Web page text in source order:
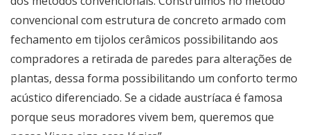
convencional com estrutura de concreto armado com
fechamento em tijolos cerâmicos possibilitando aos
compradores a retirada de paredes para alterações de
plantas, dessa forma possibilitando um conforto termo
acústico diferenciado. Se a cidade austríaca é famosa
porque seus moradores vivem bem, queremos que